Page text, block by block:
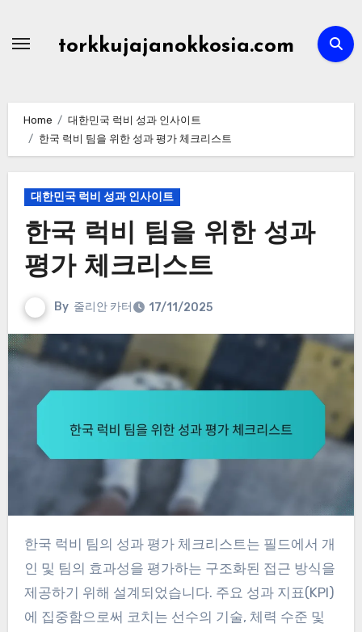
torkkujajanokkosia.com
Home
대한민국 럭비 성과 인사이트
한국 럭비 팀을 위한 성과 평가 체크리스트
대한민국 럭비 성과 인사이트
한국 럭비 팀을 위한 성과
평가 체크리스트
By 줄리안 카터 17/11/2025
한국 럭비 팀의 성과 평가 체크리스트는 필드에서 개
인 및 팀의 효과성을 평가하는 구조화된 접근 방식을
제공하기 위해 설계되었습니다. 주요 성과 지표(KPI)
에 집중함으로써 코치는 선수의 기술, 체력 수준 및